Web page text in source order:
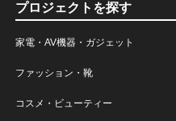
プロジェクトを探す
家電・AV機器・ガジェット
ファッション・靴
コスメ・ビューティー